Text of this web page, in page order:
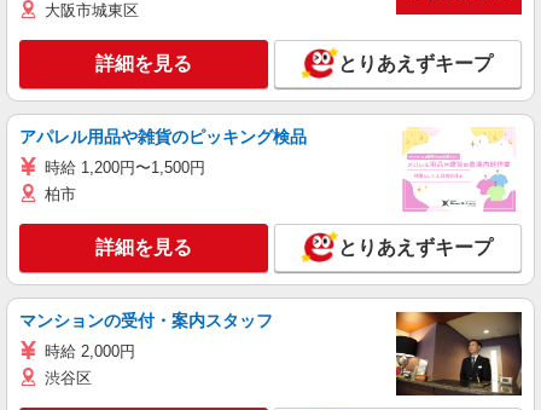
大阪市城東区
詳細を見る とりあえずキープ
アパレル用品や雑貨のピッキング検品
時給 1,200円〜1,500円
柏市
詳細を見る とりあえずキープ
マンションの受付・案内スタッフ
時給 2,000円
渋谷区